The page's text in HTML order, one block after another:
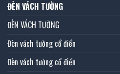
ĐÈN VÁCH TƯỜNG
ĐÈN VÁCH TƯỜNG
Đèn vách tường cổ điển
Đèn vách tường cổ điển